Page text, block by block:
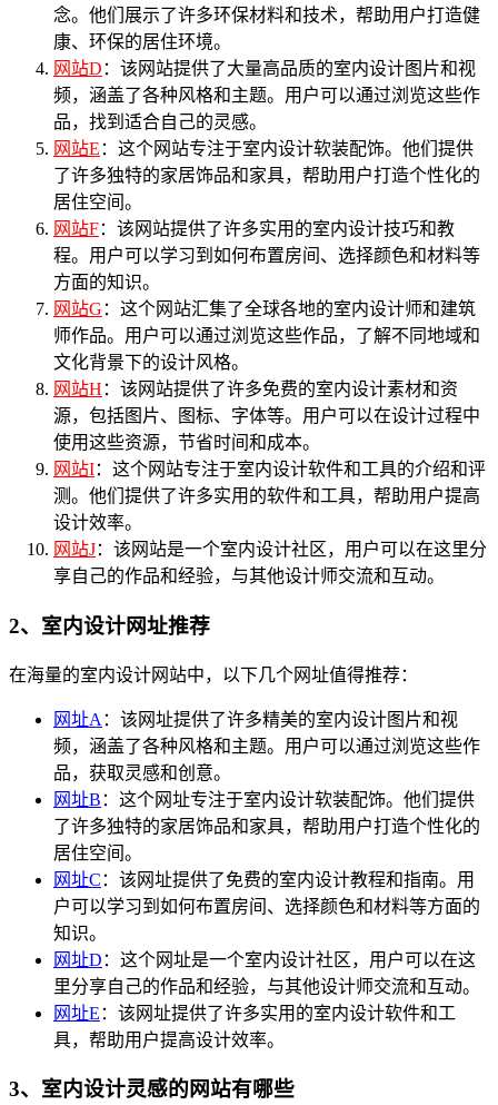
念。他们展示了许多环保材料和技术，帮助用户打造健
康、环保的居住环境。
网站D ：该网站提供了大量高品质的室内设计图片和视
频，涵盖了各种风格和主题。用户可以通过浏览这些作
品，找到适合自己的灵感。
网站E ：这个网站专注于室内设计软装配饰。他们提供
了许多独特的家居饰品和家具，帮助用户打造个性化的
居住空间。
网站F：该网站提供了许多实用的室内设计技巧和教
程。用户可以学习到如何布置房间、选择颜色和材料等
方面的知识。
网站G ：这个网站汇集了全球各地的室内设计师和建筑
师作品。用户可以通过浏览这些作品，了解不同地域和
文化背景下的设计风格。
网站H ：该网站提供了许多免费的室内设计素材和资
源，包括图片、图标、字体等。用户可以在设计过程中
使用这些资源，节省时间和成本。
网站I：这个网站专注于室内设计软件和工具的介绍和评
测。他们提供了许多实用的软件和工具，帮助用户提高
设计效率。
网站J：该网站是一个室内设计社区，用户可以在这里分
享自己的作品和经验，与其他设计师交流和互动。
2、室内设计网址推荐
在海量的室内设计网站中，以下几个网址值得推荐：
网址A ：该网址提供了许多精美的室内设计图片和视
频，涵盖了各种风格和主题。用户可以通过浏览这些作
品，获取灵感和创意。
网址B ：这个网址专注于室内设计软装配饰。他们提供
了许多独特的家居饰品和家具，帮助用户打造个性化的
居住空间。
网址C ：该网址提供了免费的室内设计教程和指南。用
户可以学习到如何布置房间、选择颜色和材料等方面的
知识。
网址D ：这个网址是一个室内设计社区，用户可以在这
里分享自己的作品和经验，与其他设计师交流和互动。
网址E ：该网址提供了许多实用的室内设计软件和工
具，帮助用户提高设计效率。
3、室内设计灵感的网站有哪些